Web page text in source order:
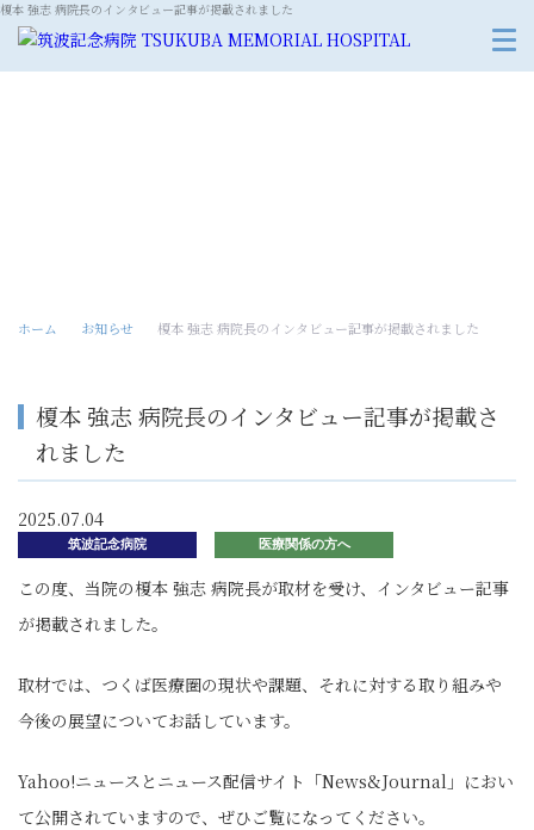
榎本 強志 病院長のインタビュー記事が掲載されました
ホーム お知らせ 榎本 強志 病院長のインタビュー記事が掲載されました
榎本 強志 病院長のインタビュー記事が掲載さ
れました
2025.07.04
筑波記念病院 医療関係の方へ
この度、当院の榎本 強志 病院長が取材を受け、インタビュー記事
が掲載されました。
取材では、つくば医療圏の現状や課題、それに対する取り組みや
今後の展望についてお話しています。
Yahoo!ニュースとニュース配信サイト「News&Journal 」におい
て公開されていますので、ぜひご覧になってください。